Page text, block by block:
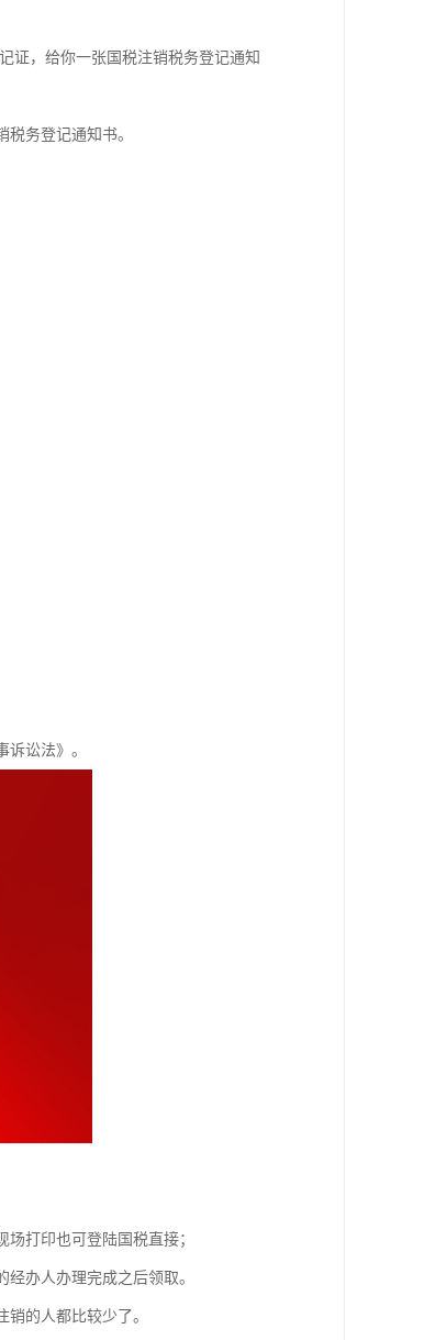
证，给你一张国税注销税务登记通知
务登记通知书。
讼法》。
打印也可登陆国税直接；
办人办理完成之后领取。
的人都比较少了。